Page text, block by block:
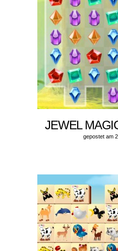
JEWEL
gepostet am